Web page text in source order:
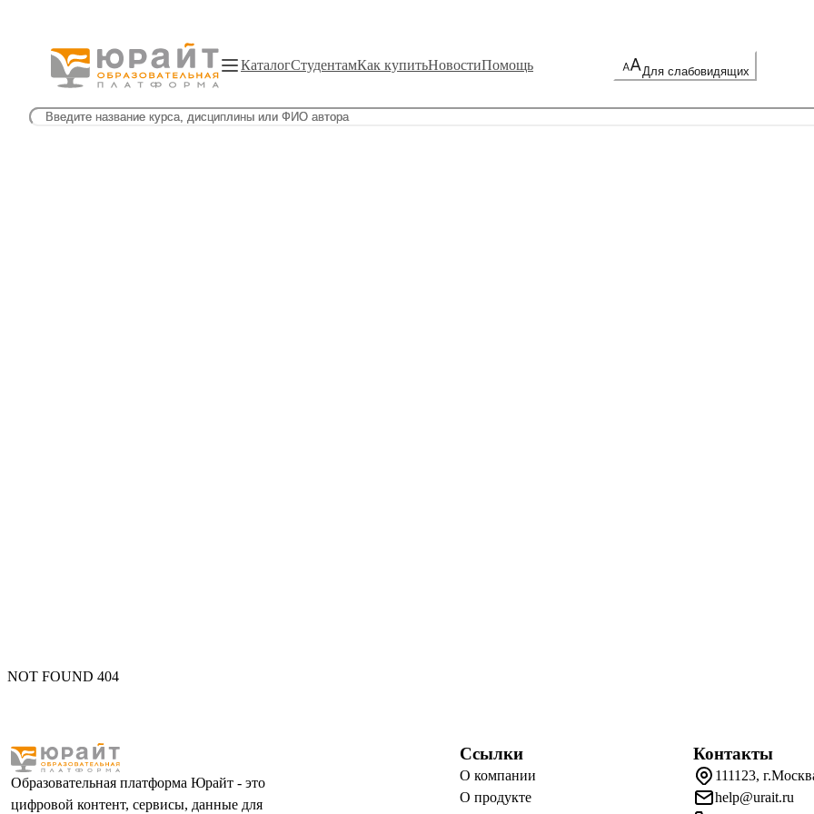
КаталогСтудентамКак купитьНовостиПомощь Для слабовидящих
NOT FOUND 404
Образовательная платформа Юрайт - это
цифровой контент, сервисы, данные для
Ссылки
О компании
О продукте
Контакты
111123,
help@urait.ru